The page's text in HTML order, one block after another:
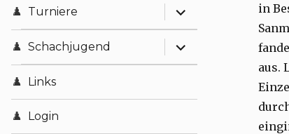
Turniere expand child menu
Turnierausschreibungen
Vereinsmeisterschaft 25/26
Vereinspokal 2026
Schachjugend expand child menu
Aktuelles
Links
Login
in
aus.